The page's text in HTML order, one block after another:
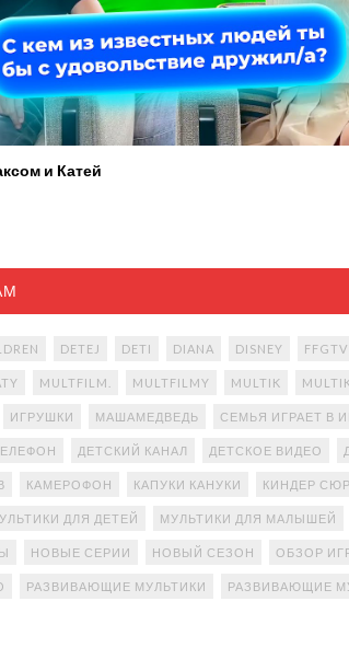
и Катей
DETEJ DETI DIANA DISNEY FFGTV
MULTFILM. MULTFILMY MULTIK
ИГРУШКИ МАШАМЕДВЕДЬ СЕМЬЯ ИГРАЕТ В
ДЕТСКИЙ КАНАЛ ДЕТСКОЕ ВИДЕО
КАМЕРОФОН КАПУКИ КАНУКИ КИНДЕР
ДЛЯ ДЕТЕЙ МУЛЬТИКИ ДЛЯ МАЛЫШЕЙ
НОВЫЕ СЕРИИ НОВЫЙ СЕЗОН ОБЗОР
РАЗВИВАЮЩИЕ МУЛЬТИКИ РАЗВИВАЮЩИЕ